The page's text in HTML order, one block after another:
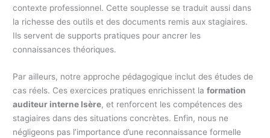
contexte professionnel. Cette souplesse se traduit aussi dans
la richesse des outils et des documents remis aux stagiaires.
Ils servent de supports pratiques pour ancrer les
connaissances théoriques.
Par ailleurs, notre approche pédagogique inclut des études de
cas réels. Ces exercices pratiques enrichissent laformation
auditeur interne Isère, et renforcent les compétences des
stagiaires dans des situations concrètes. Enfin, nous ne
négligeons pas l’importance d’une reconnaissance formelle